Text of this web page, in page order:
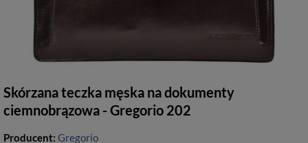
Skórzana teczka męska na dokumenty
ciemnobrązowa - Gregorio 202
Producent: Gregorio